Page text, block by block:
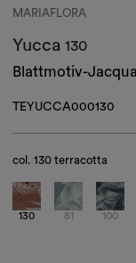
MARIAFLORA
Yucca130
Blattmotiv-
TEYUCCA000130
col.130 terracotta
130 81 100